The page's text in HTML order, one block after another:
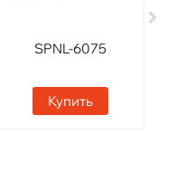
SPNL-6075
Купить